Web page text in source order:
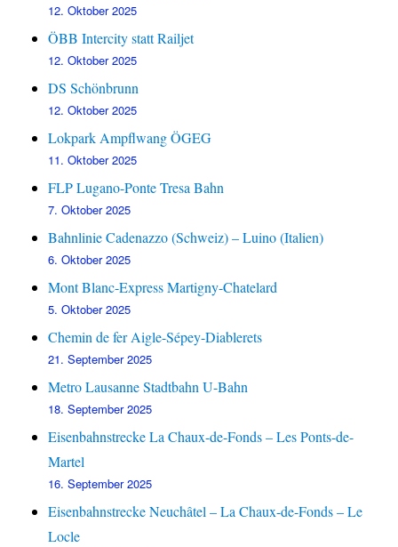
12. Oktober 2025
ÖBB Intercity statt Railjet
12. Oktober 2025
DS Schönbrunn
12. Oktober 2025
Lokpark Ampflwang ÖGEG
11. Oktober 2025
FLP Lugano-Ponte Tresa Bahn
7. Oktober 2025
Bahnlinie Cadenazzo (Schweiz) – Luino (Italien)
6. Oktober 2025
Mont Blanc-Express Martigny-Chatelard
5. Oktober 2025
Chemin de fer Aigle-Sépey-Diablerets
21. September 2025
Metro Lausanne Stadtbahn U-Bahn
18. September 2025
Eisenbahnstrecke La Chaux-de-Fonds – Les Ponts-de-
Martel
16. September 2025
Eisenbahnstrecke Neuchâtel – La Chaux-de-Fonds – Le
Locle